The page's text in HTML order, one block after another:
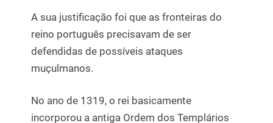
A sua justificação foi que as fronteiras do
reino português precisavam de ser
defendidas de possíveis ataques
muçulmanos.
No ano de 1319, o rei basicamente
incorporou a antiga Ordem dos Templários